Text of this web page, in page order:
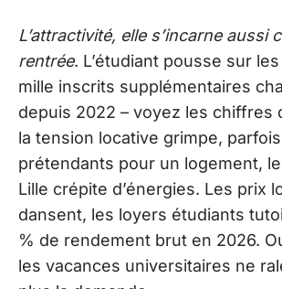
L’attractivité, elle s’incarne aussi
rentrée. L’étudiant pousse sur
mille inscrits supplémentaires
depuis 2022 – voyez les chiffres
la tension locative grimpe,
prétendants pour un logement,
Lille crépite d’énergies. Les prix
dansent, les loyers étudiants
% de rendement brut en 2026.
les vacances universitaires ne